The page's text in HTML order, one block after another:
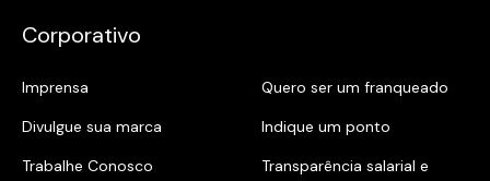
Corporativo
Imprensa
Quero ser um franqueado
Divulgue sua marca
Indique um ponto
Trabalhe Conosco
Transparência salarial e